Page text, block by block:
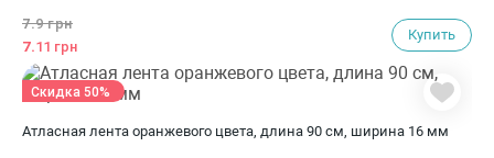
7.9 грн
7.11 грн
Купить
Атласная лента оранжевого цвета, длина 90 см, ширина 16 мм
Скидка 50%